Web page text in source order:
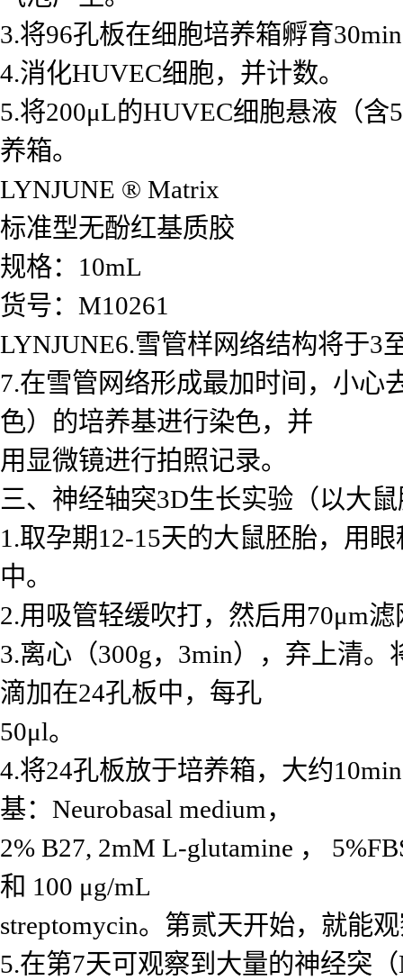
3.将96孔板在细胞培养箱孵育
4.消化HUVEC细胞，并计数。
5.将200μL的HUVEC细胞悬液（
养箱。
LYNJUNE ® Matrix
标准型无酚红基质胶
规格：10mL
货号：M10261
LYNJUNE6.雪管样网络结构将于3
7.在雪管网络形成最加时间，小心
色）的培养基进行染色，并
用显微镜进行拍照记录。
三、神经轴突3D生长实验（以大
1.取孕期12-15天的大鼠胚胎，用
中。
2.用吸管轻缓吹打，然后用70μm
3.离心（300g，3min），弃上清
滴加在24孔板中，每孔
50μl。
4.将24孔板放于培养箱，大约
基：Neurobasal medium，
2% B27, 2mM L-glutamine ，
和 100 μg/mL
streptomycin。第贰天开始，就能
5.在第7天可观察到大量的神经突